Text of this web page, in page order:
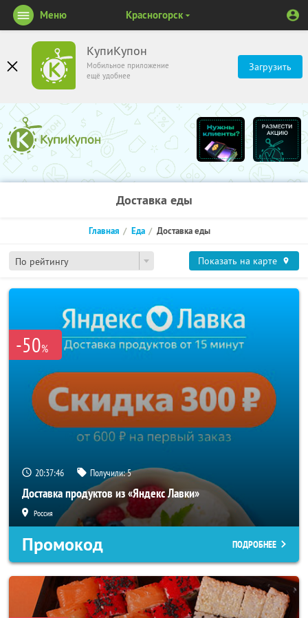
КупиКупон
Мобильное приложение
ещё удобнее
Загрузить
Меню Красногорск
Доставка еды
По рейтингу
Главная Еда Доставка еды
Показать на карте
-50%
20:37:45 Получили:5
Доставка продуктов из «Яндекс Лавки»
Россия
Промокод ПОДРОБНЕЕ